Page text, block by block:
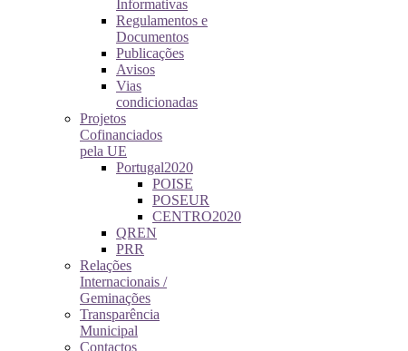
Informativas
Regulamentos e
Documentos
Publicações
Avisos
Vias
condicionadas
Projetos
Cofinanciados
pela UE
Portugal2020
POISE
POSEUR
CENTRO2020
QREN
PRR
Relações
Internacionais /
Geminações
Transparência
Municipal
Contactos